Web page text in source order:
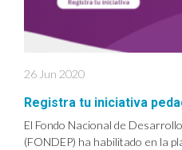
26 Jun 2020
Registra tu iniciativa
El Fondo Nacional de
(FONDEP) ha habilitado en la